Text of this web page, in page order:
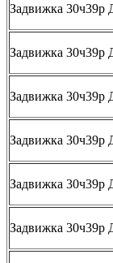
Задвижка 30ч39р
Задвижка 30ч39р
Задвижка 30ч39р
Задвижка 30ч39р
Задвижка 30ч39р
Задвижка 30ч39р